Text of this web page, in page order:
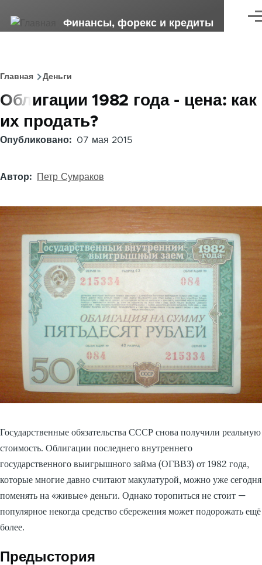
Финансы, форекс и кредиты
Строка
навигации
Главная Деньги
Облигации 1982 года - цена: как
их продать?
Опубликовано 07 мая 2015
Автор Петр Сумраков
Государственные обязательства СССР снова получили реальную
стоимость. Облигации последнего внутреннего
государственного выигрышного займа (ОГВВЗ) от 1982 года,
которые многие давно считают макулатурой, можно уже сегодня
поменять на «живые» деньги. Однако торопиться не стоит —
популярное некогда средство сбережения может подорожать ещё
более.
Предыстория